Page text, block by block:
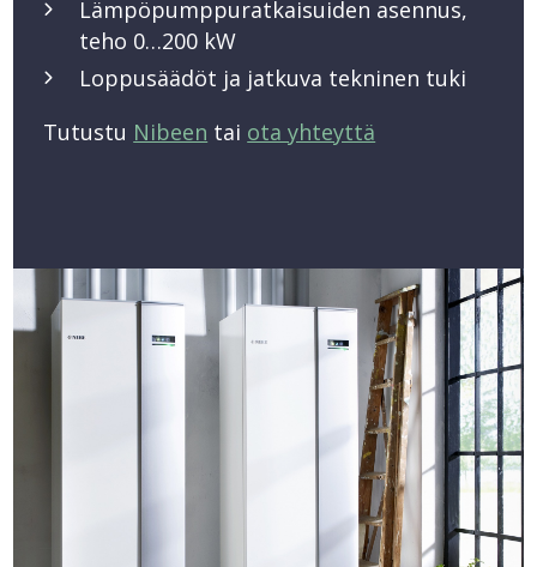
Lämpöpumppuratkaisuiden asennus,
teho 0…200 kW
Loppusäädöt ja jatkuva tekninen tuki
Tutustu Nibeen tai ota yhteyttä